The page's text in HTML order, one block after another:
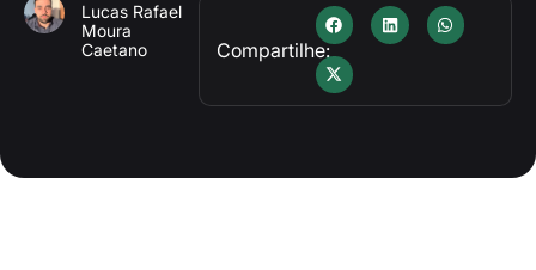
Lucas Rafael
Moura
Caetano
Compartilhe: